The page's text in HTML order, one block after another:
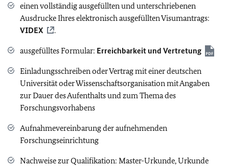
einen vollständig ausgefüllten und unterschriebenen
Ausdrucke Ihres elektronisch ausgefüllten Visumantrags:
VIDEX
.
ausgefülltes Formular: Erreichbarkeit und Vertretung
Einladungsschreiben oder Vertrag mit einer deutschen
Universität oder Wissenschaftsorganisation mit Angaben
zur Dauer des Aufenthalts und zum Thema des
Forschungsvorhabens
Aufnahmevereinbarung der aufnehmenden
Forschungseinrichtung
Nachweise zur Qualifikation: Master-Urkunde, Urkunde